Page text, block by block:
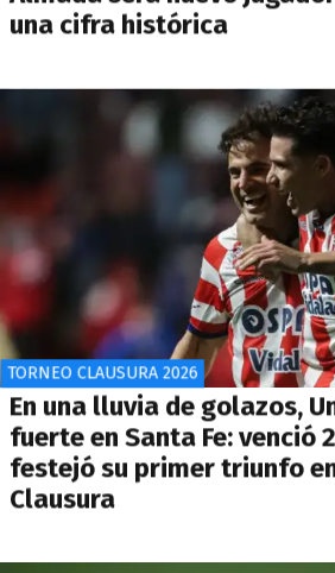
una cifra histórica
TORNEO CLAUSURA 2026
En una lluvia de golazos,
fuerte en Santa Fe: venció
festejó su primer triunfo
Clausura